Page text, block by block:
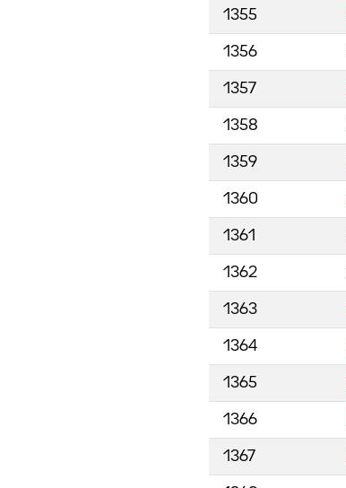
1355
1356
1357
1358
1359
1360
1361
1362
1363
1364
1365
1366
1367